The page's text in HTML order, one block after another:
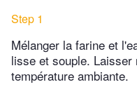
Step 1
Mélanger la farine et
lisse et souple.
température ambiante.